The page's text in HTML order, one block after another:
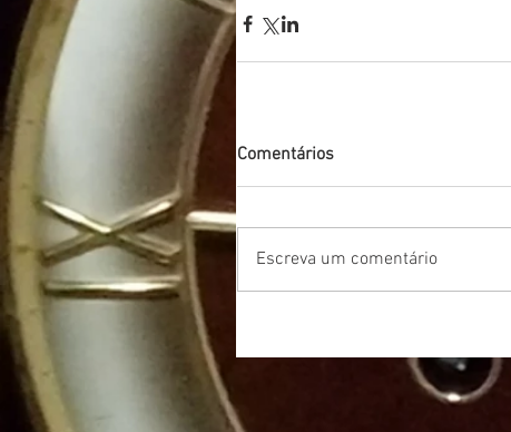
Comentários
Escreva um comentário